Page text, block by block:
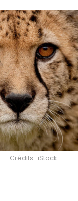
Crédits : iStock